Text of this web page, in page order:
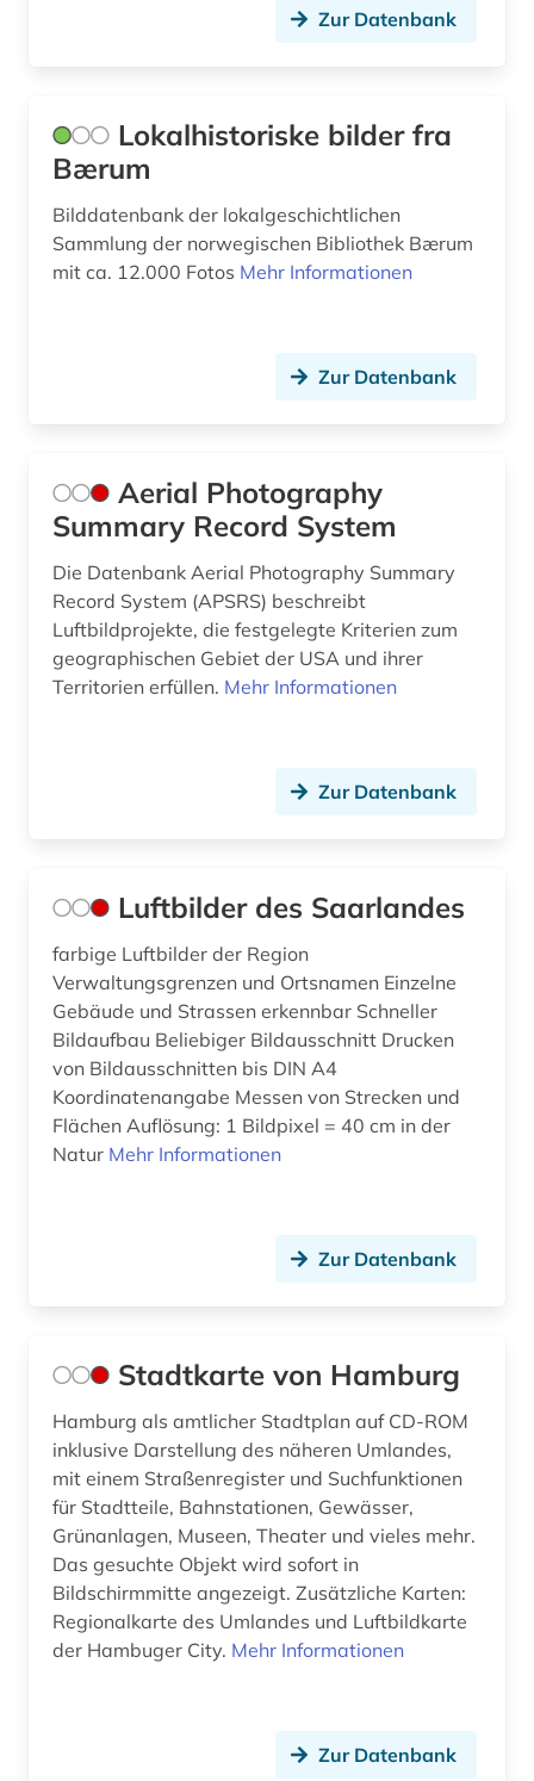
Zur Datenbank
Lokalhistoriske bilder fra
Bærum
Bilddatenbank der lokalgeschichtlichen
Sammlung der norwegischen Bibliothek Bærum
mit ca. 12.000 Fotos Mehr Informationen
Zur Datenbank
Aerial Photography
Summary Record System
Die Datenbank Aerial Photography Summary
Record System (APSRS) beschreibt
Luftbildprojekte, die festgelegte Kriterien zum
geographischen Gebiet der USA und ihrer
Territorien erfüllen. Mehr Informationen
Zur Datenbank
Luftbilder des Saarlandes
farbige Luftbilder der Region
Verwaltungsgrenzen und Ortsnamen Einzelne
Gebäude und Strassen erkennbar Schneller
Bildaufbau Beliebiger Bildausschnitt Drucken
von Bildausschnitten bis DIN A4
Koordinatenangabe Messen von Strecken und
Flächen Auflösung: 1 Bildpixel = 40 cm in der
Natur Mehr Informationen
Zur Datenbank
Stadtkarte von Hamburg
Hamburg als amtlicher Stadtplan auf CD-ROM
inklusive Darstellung des näheren Umlandes,
mit einem Straßenregister und Suchfunktionen
für Stadtteile, Bahnstationen, Gewässer,
Grünanlagen, Museen, Theater und vieles mehr.
Das gesuchte Objekt wird sofort in
Bildschirmmitte angezeigt. Zusätzliche Karten:
Regionalkarte des Umlandes und Luftbildkarte
der Hambuger City. Mehr Informationen
Zur Datenbank